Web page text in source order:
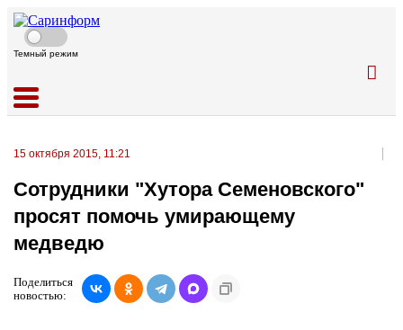
Темный режим
15 октября 2015, 11:21
Сотрудники "Хутора Семеновского"
просят помочь умирающему
медведю
Поделиться
новостью: